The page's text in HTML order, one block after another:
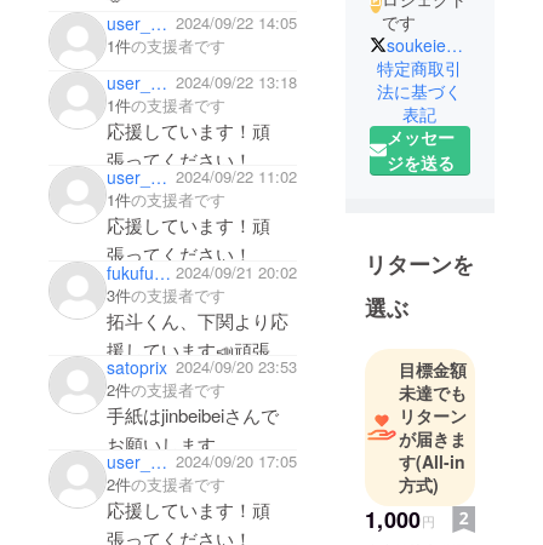
user_cd1bed558f34 2024/09/22 14:05
1件の支援者です
user_bb7d18ef3234 2024/09/22 13:18
1件の支援者です
応援しています！頑
張ってください！
user_a100c7c9e3a4 2024/09/22 11:02
1件の支援者です
応援しています！頑
張ってください！
fukufukusupportflap 2024/09/21 20:02
3件の支援者です
拓斗くん、下関より応
援しています📣頑張っ
てね♪
satoprix 2024/09/20 23:53
2件の支援者です
手紙はjinbeibeiさんで
お願いします
user_8c5f2db9b384 2024/09/20 17:05
2件の支援者です
応援しています！頑
張ってください！
です
soukeiesports24
特定商取引
法に基づく
表記
メッセー
ジを送る
リターンを
選ぶ
目標金額
未達でも
リターン
が届きま
す(All-in
方式)
1,000円